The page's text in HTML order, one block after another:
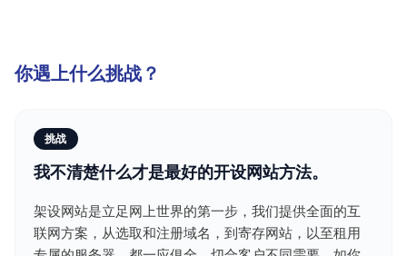
你遇上什么挑战？
挑战
我不清楚什么才是最好的开设网站方法。
架设网站是立足网上世界的第一步，我们提供全面的互
联网方案，从选取和注册域名，到寄存网站，以至租用